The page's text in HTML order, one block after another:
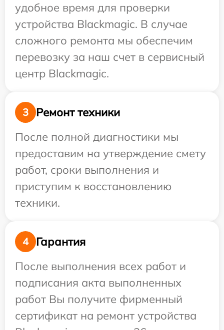
удобное время для проверки
устройства Blackmagic. В случае
сложного ремонта мы обеспечим
перевозку за наш счет в сервисный
центр Blackmagic.
3
Ремонт техники
После полной диагностики мы
предоставим на утверждение смету
работ, сроки выполнения и
приступим к восстановлению
техники.
4
Гарантия
После выполнения всех работ и
подписания акта выполненных
работ Вы получите фирменный
сертификат на ремонт устройства